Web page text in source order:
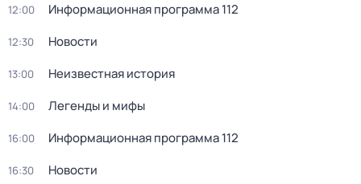
12:00 Информационная программа 112
12:30 Новости
13:00 Неизвестная история
14:00 Легенды и мифы
16:00 Информационная программа 112
16:30 Новости